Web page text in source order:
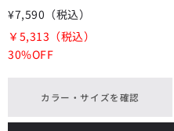
¥7,590 （税込）
￥5,313 （税込）
30%OFF
カラー・サイズを確認